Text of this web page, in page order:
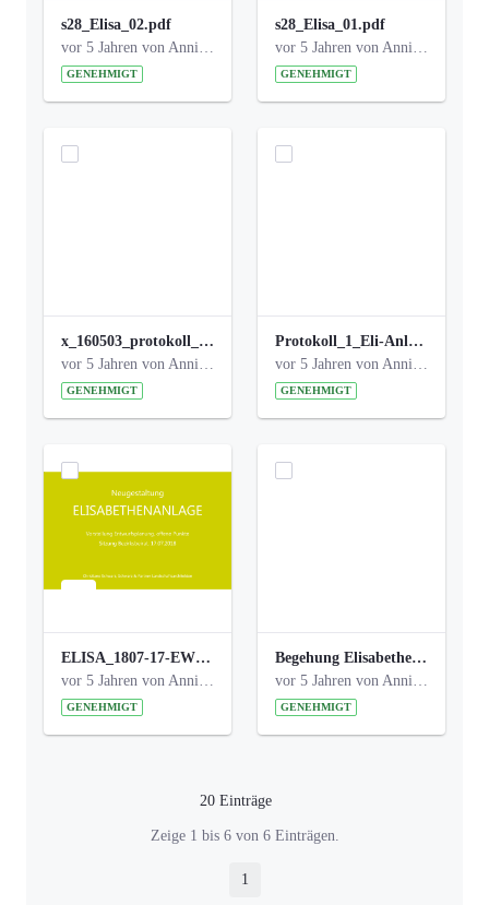
s28_Elisa_02.pdf
vor 5 Jahren von Anni Schlumberger
GENEHMIGT
s28_Elisa_01.pdf
vor 5 Jahren von Anni Schlumberger
GENEHMIGT
x_160503_protokoll_infoabend.pdf
vor 5 Jahren von Anni Schlumberger
GENEHMIGT
Protokoll_1_Eli-Anlage_final.pdf
vor 5 Jahren von Anni Schlumberger
GENEHMIGT
ELISA_1807-17-EW_BEZIRK-kl_compressed.pdf
vor 5 Jahren von Anni Schlumberger
GENEHMIGT
Begehung Elisabethenanlage 1.8.17_Protokoll .pdf
vor 5 Jahren von Anni Schlumberger
GENEHMIGT
20 Einträge
Pro Seite
Zeige 1 bis 6 von 6 Einträgen.
Seite
1